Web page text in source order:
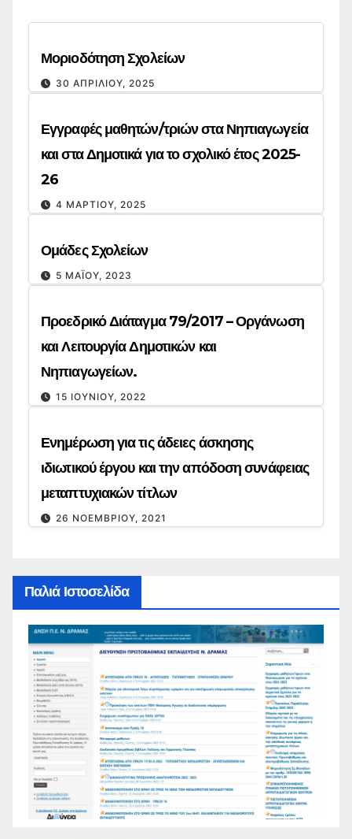
Μοριοδότηση Σχολείων
30 ΑΠΡΙΛΊΟΥ, 2025
Εγγραφές μαθητών/τριών στα Νηπιαγωγεία
και στα Δημοτικά για το σχολικό έτος 2025-
26
4 ΜΑΡΤΊΟΥ, 2025
Ομάδες Σχολείων
5 ΜΑΪ́ΟΥ, 2023
Προεδρικό Διάταγμα 79/2017 – Οργάνωση
και Λειτουργία Δημοτικών και
Νηπιαγωγείων.
15 ΙΟΥΝΊΟΥ, 2022
Ενημέρωση για τις άδειες άσκησης
ιδιωτικού έργου και την απόδοση συνάφειας
μεταπτυχιακών τίτλων
26 ΝΟΕΜΒΡΊΟΥ, 2021
Παλιά Ιστοσελίδα